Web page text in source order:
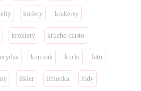
kotlety krakersy
krokiety kruche ciasto
kurczak kurki lato
likier limonka lody